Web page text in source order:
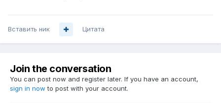
Вставить ник Цитата
Join the conversation
You can post now and register later. If you have an account,
sign in now to post with your account.